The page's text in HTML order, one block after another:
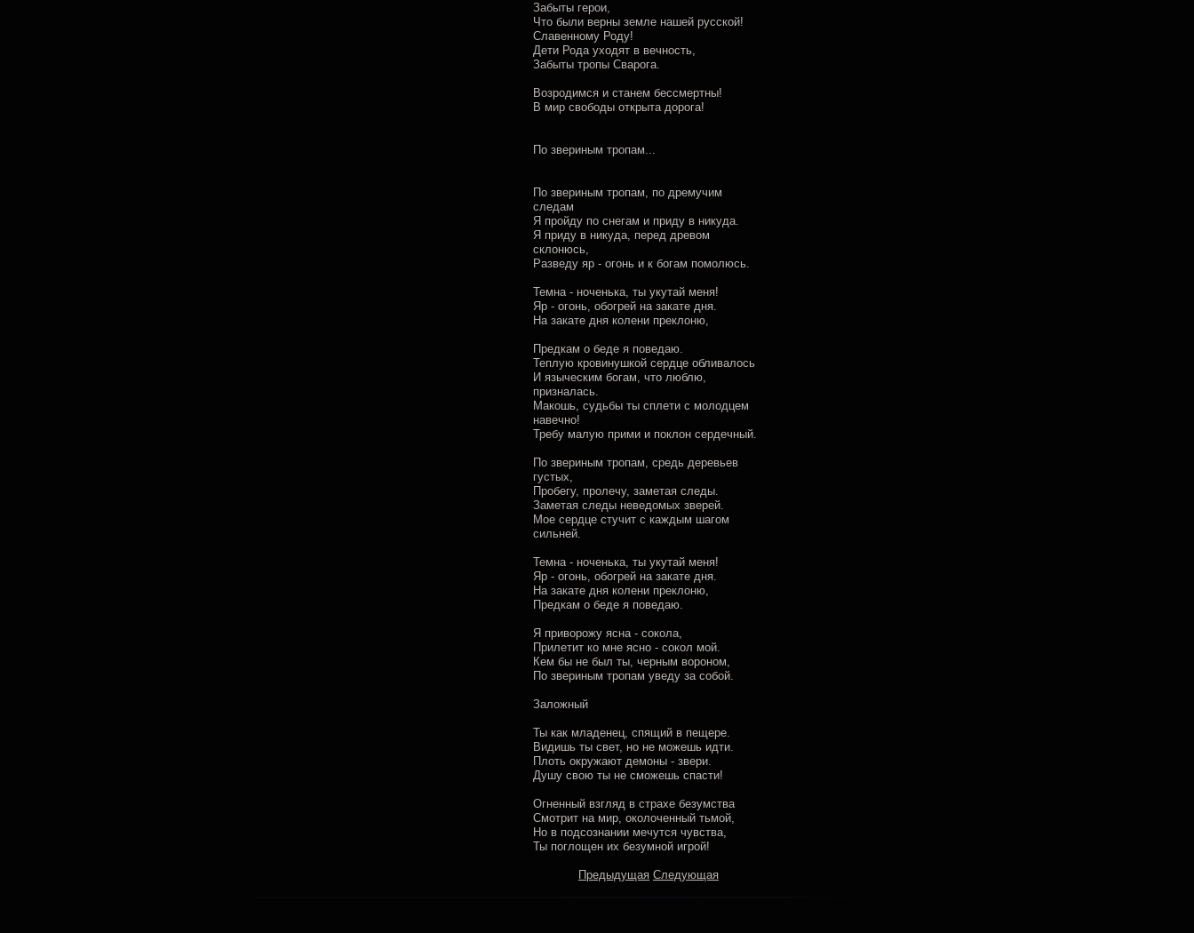
Забыты герои,
Что были верны земле нашей русской!
Славенному Роду!
Дети Рода уходят в вечность,
Забыты тропы Сварога.
Возродимся и станем бессмертны!
В мир свободы открыта дорога!
По звериным тропам...
По звериным тропам, по дремучим
следам
Я пройду по снегам и приду в никуда.
Я приду в никуда, перед древом
склонюсь,
Разведу яр - огонь и к богам помолюсь.
Темна - ноченька, ты укутай меня!
Яр - огонь, обогрей на закате дня.
На закате дня колени преклоню,
Предкам о беде я поведаю.
Теплую кровинушкой сердце обливалось
И языческим богам, что люблю,
призналась.
Макошь, судьбы ты сплети с молодцем
навечно!
Требу малую прими и поклон сердечный.
По звериным тропам, средь деревьев
густых,
Пробегу, пролечу, заметая следы.
Заметая следы неведомых зверей.
Мое сердце стучит с каждым шагом
сильней.
Темна - ноченька, ты укутай меня!
Яр - огонь, обогрей на закате дня.
На закате дня колени преклоню,
Предкам о беде я поведаю.
Я приворожу ясна - сокола,
Прилетит ко мне ясно - сокол мой.
Кем бы не был ты, черным вороном,
По звериным тропам уведу за собой.
Заложный
Ты как младенец, спящий в пещере.
Видишь ты свет, но не можешь идти.
Плоть окружают демоны - звери.
Душу свою ты не сможешь спасти!
Огненный взгляд в страхе безумства
Смотрит на мир, околоченный тьмой,
Но в подсознании мечутся чувства,
Ты поглощен их безумной игрой!
Предыдущая Следующая